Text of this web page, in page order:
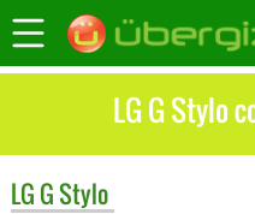
LG G Stylo
LG G Stylo